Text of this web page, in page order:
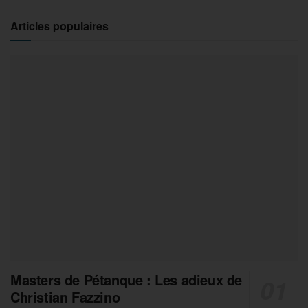
Articles populaires
Masters de Pétanque : Les adieux de
Christian Fazzino